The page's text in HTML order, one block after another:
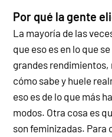
Por qué la gente
La mayoría de las
que eso es en lo que
grandes rendimientos,
cómo sabe y huele
eso es de lo que más
modos. Otra cosa es
son feminizadas.